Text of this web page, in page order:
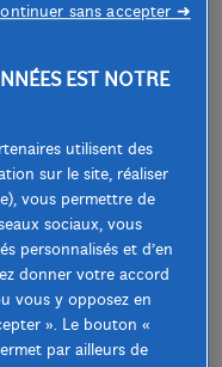
l’impôt
précédente,
à la source.
êtes
entre fin
EST NOTRE
utilisent des
sur le site, réaliser
vous permettre de
sociaux, vous
personnalisés et d’en
donner votre accord
vous y opposez en
». Le bouton «
par ailleurs de
sans accepter ➜